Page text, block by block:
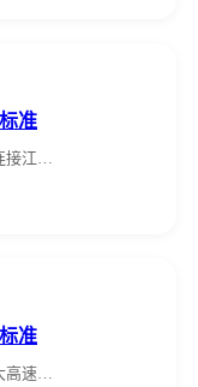
准
接江…
准
高速…